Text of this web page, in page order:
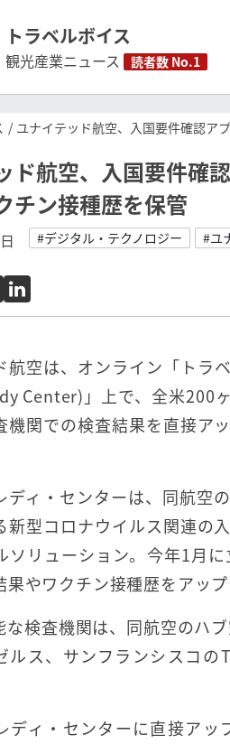
トラベルボイス
観光産業ニュース 読者数 No.1
ユナイテッド航空、入国要件確認ア
ド航空、入国要件確
チン接種歴を保管
#デジタル・テクノロジー #ユ
航空は、オンライン「トラ
Center)」上で、全米200
機関での検査結果を直接ア
ディ・センターは、同航空
新型コロナウイルス関連の
ソリューション。今年1月
果やワクチン接種歴をアッ
な検査機関は、同航空のハ
ルス、サンフランシスコ
ディ・センターに直接ア